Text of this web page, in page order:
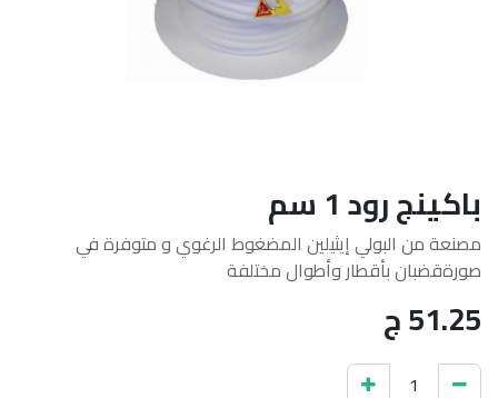
باكينج رود 1 سم
مصنعة من البولي إيثيلين المضغوط الرغوي و متوفرة في
صورةقضبان بأقطار وأطوال مختلفة
51.25ج